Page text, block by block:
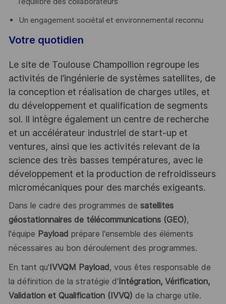
Un engagement sociétal et environnemental reconnu
Votre quotidien
Le site de Toulouse Champollion regroupe les
activités de l’ingénierie de systèmes satellites, de
la conception et réalisation de charges utiles, et
du développement et qualification de segments
sol. Il intègre également un centre de recherche
et un accélérateur industriel de start-up et
ventures, ainsi que les activités relevant de la
science des très basses températures, avec le
développement et la production de refroidisseurs
micromécaniques pour des marchés exigeants.
Dans le cadre des programmes de satellites
géostationnaires de télécommunications (GEO),
l'équipe Payload prépare l'ensemble des éléments
nécessaires au bon déroulement des programmes.
En tant qu'IVVQM Payload, vous êtes responsable de
la définition de la stratégie d'Intégration, Vérification,
Validation et Qualification (IVVQ) de la charge utile.